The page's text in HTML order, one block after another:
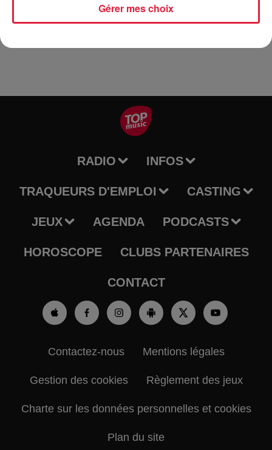
Réservations au 06 47 60 08 86. Participation 12 euros
RADIO INFOS
TRAQUEURS D'EMPLOI CASTING
JEUX AGENDA PODCASTS
HOROSCOPE CLUBS PARTENAIRES
CONTACT
Contactez-nous Mentions légales
Gestion des cookies Règlement des jeux
Charte sur les données personnelles et cookies
Plan du site
Gérer mes choix